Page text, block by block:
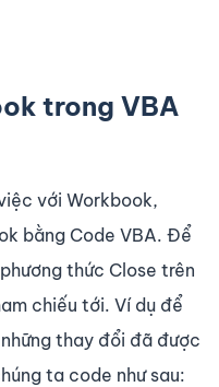
trong VBA
với Workbook,
bằng Code VBA. Để
thức Close trên
chiếu tới. Ví dụ để
thay đổi đã được
ta code như sau: